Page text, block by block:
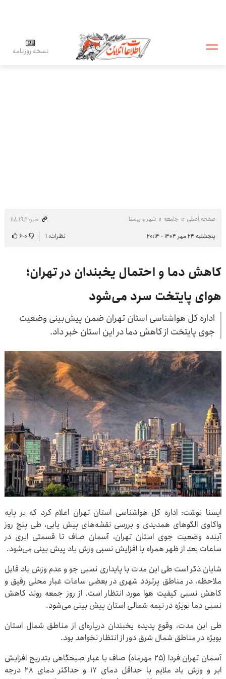
نسخه روزنامه
صفحه اصلی جامعه شهر و روستا
خبر: ۱۱۸٬۱۹۳
پنجشنبه ۲۴ مهر ۱۴۰۴ - ۲۰:۱۴
نظرات: ۱ ۰-۶
کاهش دما و احتمال یخبندان در تهران؛
هوای پایتخت سرد می‌شود
اداره کل هواشناسی استان تهران ضمن پیش‌بینی وضعیت
جوی پایتخت از کاهش دما در این استان خبر داد.
ایسنا نوشت: اداره کل هواشناسی استان تهران اعلام کرد که بر پایه
واکاوی الگوهای همدیدی و بررسی نقشه‌های پیش یابی، طی پنج روز
آینده وضعیت جوی استان تهران، آسمان صاف تا قسمتی ابری در
ساعات بعد از ظهر همراه با افزایش نسبی وزش باد پیش بینی می‌شود.
شایان ذکر است طی این مدت با پایداری نسبی جو و عدم وزش باد قابل
ملاحظه، در مناطق پرتردد شهری در بعضی ساعات غبار محلی رقیق و
کاهش نسبی کیفیت هوا مورد انتظار است. از روز جمعه روند کاهش
نسبی دما بویژه در نیمه شمالی استان پیش بینی می‌شود.
طی این مدت، وقوع پدیده یخبندان درپاره‌ای از مناطق شمال استان
بویژه در مناطق شمال شرق دور از انتظار نخواهد بود.
آسمان تهران فردا (۲۵ مهرماه) صاف با غبار صبحگاهی بتدریج افزایش
ابر و وزش باد ملایم با حداقل دمای ۱۷ و حداکثر دمای ۲۸ درجه